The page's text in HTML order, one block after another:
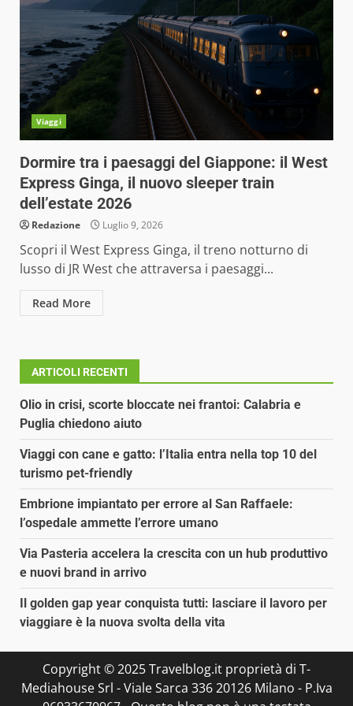
Viaggi
Dormire tra i paesaggi del Giappone: il West
Express Ginga, il nuovo sleeper train
dell’estate 2026
Redazione Luglio 9, 2026
Scopri il West Express Ginga, il treno notturno di
lusso di JR West che attraversa i paesaggi...
Read More
ARTICOLI RECENTI
Olio in crisi, scorte bloccate nei frantoi: Calabria e
Puglia chiedono aiuto
Viaggi con cane e gatto: l’Italia entra nella top 10 del
turismo pet-friendly
Embrione impiantato per errore al San Raffaele:
l’ospedale ammette l’errore umano
Via Pasteria accelera la crescita con un hub produttivo
e nuovi brand in arrivo
Il golden gap year conquista tutti: lasciare il lavoro per
viaggiare è la nuova svolta della vita
Copyright © 2025 Travelblog.it proprietà di T-
Mediahouse Srl - Viale Sarca 336 20126 Milano - P.Iva